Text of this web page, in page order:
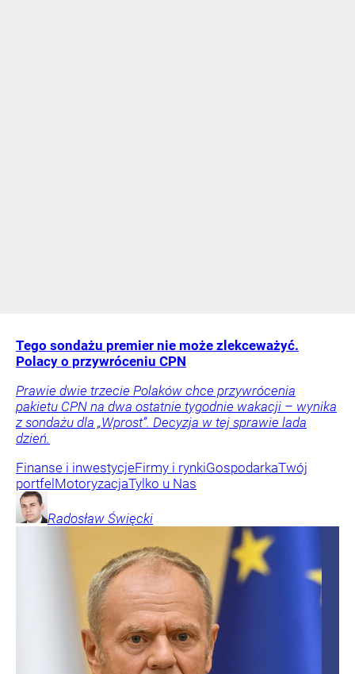
Tego sondażu premier nie może zlekceważyć.
Polacy o przywróceniu CPN
Prawie dwie trzecie Polaków chce przywrócenia
pakietu CPN na dwa ostatnie tygodnie wakacji – wynika
z sondażu dla „Wprost”. Decyzja w tej sprawie lada
dzień.
Finanse i inwestycjeFirmy i rynkiGospodarkaTwój
portfel MotoryzacjaTylko u Nas
Radosław Święcki